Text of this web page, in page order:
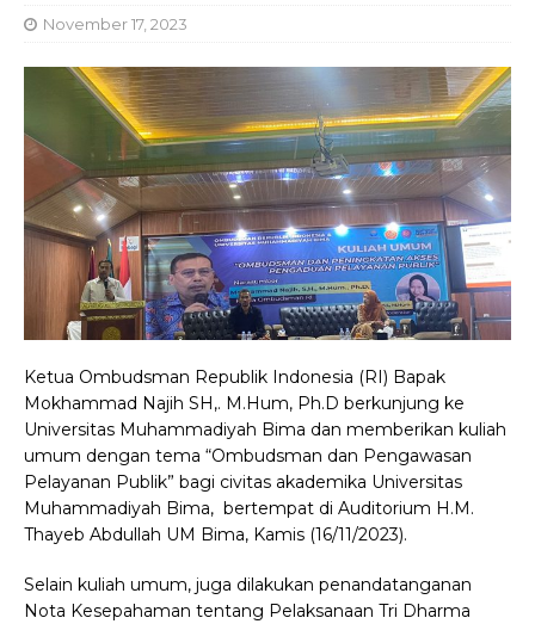
November 17, 2023
Ketua Ombudsman Republik Indonesia (RI) Bapak
Mokhammad Najih SH,. M.Hum, Ph.D berkunjung ke
Universitas Muhammadiyah Bima dan memberikan kuliah
umum dengan tema “Ombudsman dan Pengawasan
Pelayanan Publik” bagi civitas akademika Universitas
Muhammadiyah Bima, bertempat di Auditorium H.M.
Thayeb Abdullah UM Bima, Kamis (16/11/2023).
Selain kuliah umum, juga dilakukan penandatanganan
Nota Kesepahaman tentang Pelaksanaan Tri Dharma